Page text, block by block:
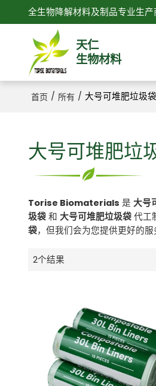
全生物降解材料及制品专业生产
天仁
生物材料
首页 / 所有 / 大号可堆肥垃圾袋
大号可堆肥垃
Torise Biomaterials 是 大号
圾袋和 大号可堆肥垃圾袋代工
袋，但我们会为您提供更好的服
2个结果